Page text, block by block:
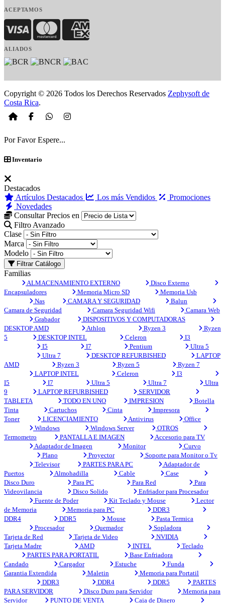
ACEPTAMOS
Visa MasterCardAmerican Express
ALIADOS
Copyright © 2026 Todos los Derechos Reservados Zephysoft de
Costa Rica.
Por Favor Espere...
Inventario
Destacados
Artículos Destacados
Los más Vendidos
Promociones
Novedades
Consultar Precios en
Filtro Avanzado
Clase
Marca
Modelo
Filtrar Catálogo
Familias
ALMACENAMIENTO EXTERNO
Disco Externo
Encapsuladores
Memoria Micro SD
Memoria Usb
Nas
CAMARA Y SEGURIDAD
Balun
Camara de Seguridad
Camara Seguridad Wifi
Camara Web
Grabador
DISPOSITIVOS Y COMPUTADORAS
DESKTOP AMD
Athlon Ryzen 3
Ryzen
5
DESKTOP INTEL Celeron
I3
I5
I7 Pentium
Ultra 5
Ultra 7
DESKTOP REFURBISHED
LAPTOP
AMD
Ryzen 3 Ryzen 5
Ryzen 7
LAPTOP INTEL
Celeron
I3
I5
I7 Ultra 5 Ultra 7
Ultra
9
LAPTOP REFURBISHED
SERVIDOR
TABLETA
TODO EN UNO IMPRESION
Botella
Tinta
Cartuchos Cinta
Impresora
Toner
LICENCIAMIENTO Antivirus
Office
Windows
Windows Server
OTROS
Termometro
PANTALLA E IMAGEN
Accesorio para TV
Adaptador de Imagen
Monitor
Curvo
Plano
Proyector
Soporte para Monitor o Tv
Televisor
PARTES PARA PC
Adaptador de
Puertos
Almohadilla Cable
Case
Disco Duro
Para PC Para Red
Para
Videovilancia
Disco Solido
Enfriador para Procesador
Fuente de Poder
Kit Teclado y Mouse
Lector
de Memoria
Memoria para PC
DDR3
DDR4
DDR5 Mouse
Pasta Termica
Procesador
Quemador
Sopladora
Tarjeta de Red
Tarjeta de Video
NVIDIA
Tarjeta Madre
AMD INTEL
Teclado
PARTES PARA PORTATIL
Base Enfriadora
Candado
Cargador Estuche
Funda
Garantia Extendida
Maletin
Memoria para Portatil
DDR3
DDR4 DDR5
PARTES
PARA SERVIDOR
Disco Duro para Servidor
Memoria para
Servidor
PUNTO DE VENTA Caja de Dinero